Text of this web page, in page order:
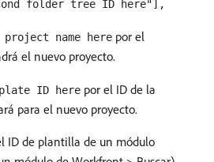
folder tree ID here"],
project name here por el
el nuevo proyecto.
ID here por el ID de la
para el nuevo proyecto.
ID de plantilla de un módulo